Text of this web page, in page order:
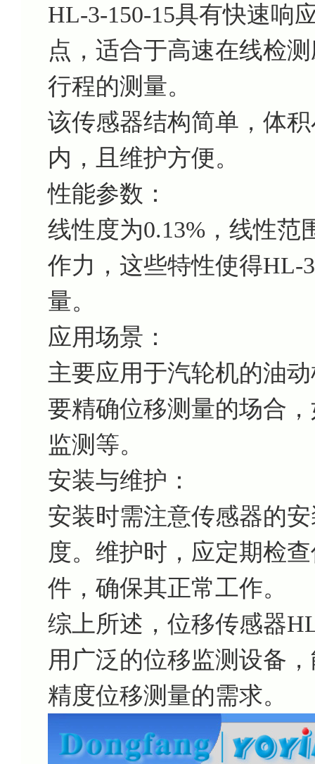
HL-3-150-15具有快速响
点，适合于高速在线检
行程的测量。
该传感器结构简单，体
内，且维护方便。
性能参数：
线性度为0.13%，线性范
作力，这些特性使得HL-
量。
应用场景：
主要应用于汽轮机的油
要精确位移测量的场合
监测等。
安装与维护：
安装时需注意传感器的
度。维护时，应定期检
件，确保其正常工作。
综上所述，位移传感器
用广泛的位移监测设备
精度位移测量的需求。